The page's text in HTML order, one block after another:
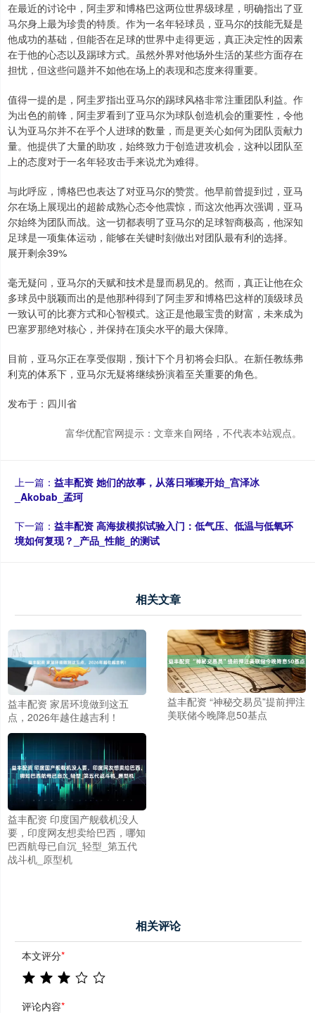
在最近的讨论中，阿圭罗和博格巴这两位世界级球星，明确指出了亚
马尔身上最为珍贵的特质。作为一名年轻球员，亚马尔的技能无疑是
他成功的基础，但能否在足球的世界中走得更远，真正决定性的因素
在于他的心态以及踢球方式。虽然外界对他场外生活的某些方面存在
担忧，但这些问题并不如他在场上的表现和态度来得重要。
值得一提的是，阿圭罗指出亚马尔的踢球风格非常注重团队利益。作
为出色的前锋，阿圭罗看到了亚马尔为球队创造机会的重要性，令他
认为亚马尔并不在乎个人进球的数量，而是更关心如何为团队贡献力
量。他提供了大量的助攻，始终致力于创造进攻机会，这种以团队至
上的态度对于一名年轻攻击手来说尤为难得。
与此呼应，博格巴也表达了对亚马尔的赞赏。他早前曾提到过，亚马
尔在场上展现出的超龄成熟心态令他震惊，而这次他再次强调，亚马
尔始终为团队而战。这一切都表明了亚马尔的足球智商极高，他深知
足球是一项集体运动，能够在关键时刻做出对团队最有利的选择。
展开剩余39%
毫无疑问，亚马尔的天赋和技术是显而易见的。然而，真正让他在众
多球员中脱颖而出的是他那种得到了阿圭罗和博格巴这样的顶级球员
一致认可的比赛方式和心智模式。这正是他最宝贵的财富，未来成为
巴塞罗那绝对核心，并保持在顶尖水平的最大保障。
目前，亚马尔正在享受假期，预计下个月初将会归队。在新任教练弗
利克的体系下，亚马尔无疑将继续扮演着至关重要的角色。
发布于：四川省
富华优配官网提示：文章来自网络，不代表本站观点。
上一篇： 益丰配资 她们的故事，从落日璀璨开始_宫泽冰
_Akobab_孟珂
下一篇： 益丰配资 高海拔模拟试验入门：低气压、低温与低氧环
境如何复现？_产品_性能_的测试
相关文章
益丰配资 家居环境做到这五
点，2026年越住越吉利！
益丰配资 “神秘交易员”提前押注
美联储今晚降息50基点
益丰配资 印度国产舰载机没人
要，印度网友想卖给巴西，哪知
巴西航母已自沉_轻型_第五代
战斗机_原型机
相关评论
本文评分*
评论内容*